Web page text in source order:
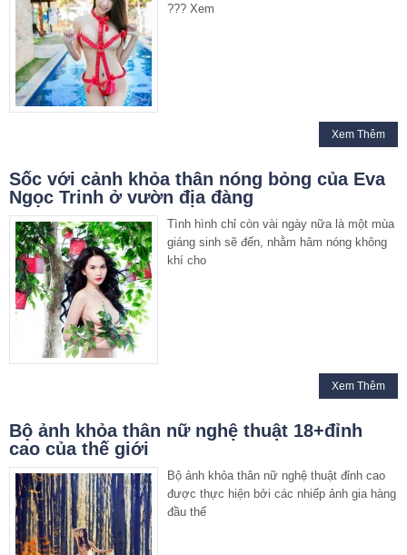
??? Xem
Xem Thêm
Sốc với cảnh khỏa thân nóng bỏng của Eva
Ngọc Trinh ở vườn địa đàng
Tình hình chỉ còn vài ngày nữa là một mùa
giáng sinh sẽ đến, nhằm hâm nóng không
khí cho
Xem Thêm
Bộ ảnh khỏa thân nữ nghệ thuật 18+đỉnh
cao của thế giới
Bộ ảnh khỏa thân nữ nghệ thuật đỉnh cao
được thực hiện bởi các nhiếp ảnh gia hàng
đầu thế